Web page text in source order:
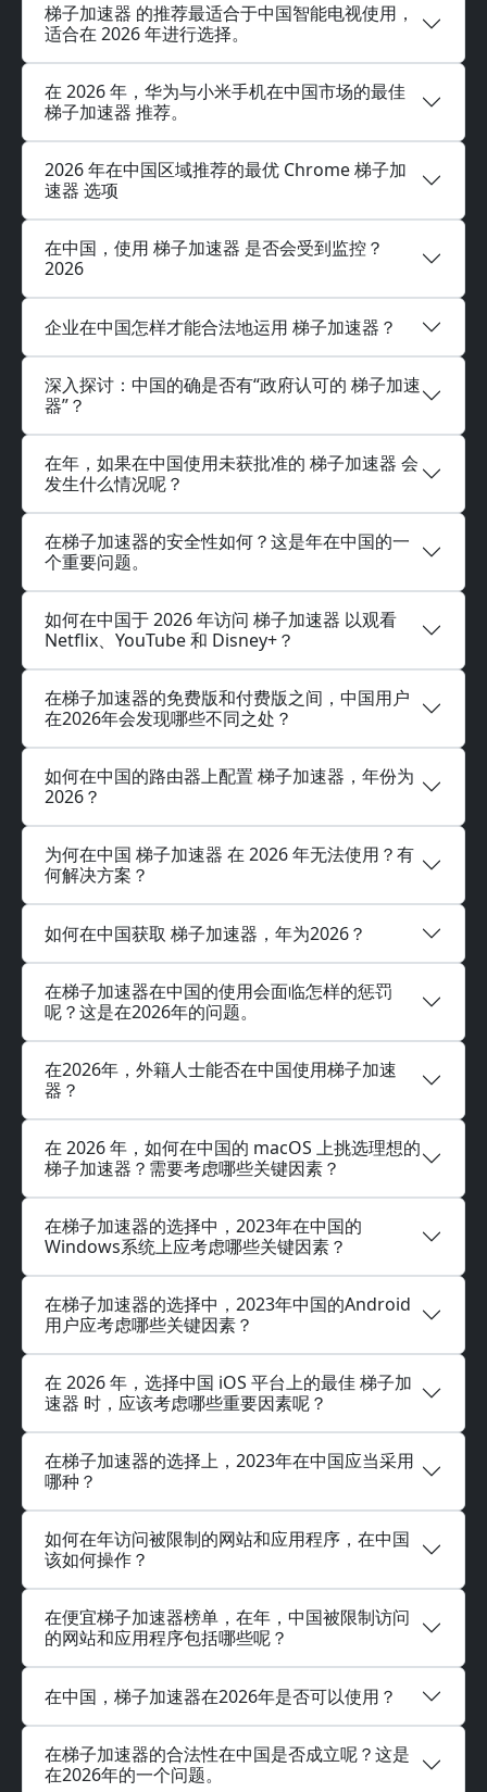
梯子加速器 的推荐最适合于中国智能电视使用，
适合在 2026 年进行选择。
在 2026 年，华为与小米手机在中国市场的最佳
梯子加速器 推荐。
2026 年在中国区域推荐的最优 Chrome 梯子加
速器 选项
在中国，使用 梯子加速器 是否会受到监控？
2026
企业在中国怎样才能合法地运用 梯子加速器？
深入探讨：中国的确是否有“政府认可的 梯子加速
器”？
在年，如果在中国使用未获批准的 梯子加速器 会
发生什么情况呢？
在梯子加速器的安全性如何？这是年在中国的一
个重要问题。
如何在中国于 2026 年访问 梯子加速器 以观看
Netflix、YouTube 和 Disney+？
在梯子加速器的免费版和付费版之间，中国用户
在2026年会发现哪些不同之处？
如何在中国的路由器上配置 梯子加速器，年份为
2026？
为何在中国 梯子加速器 在 2026 年无法使用？有
何解决方案？
如何在中国获取 梯子加速器，年为2026？
在梯子加速器在中国的使用会面临怎样的惩罚
呢？这是在2026年的问题。
在2026年，外籍人士能否在中国使用梯子加速
器？
在 2026 年，如何在中国的 macOS 上挑选理想的
梯子加速器？需要考虑哪些关键因素？
在梯子加速器的选择中，2023年在中国的
Windows系统上应考虑哪些关键因素？
在梯子加速器的选择中，2023年中国的Android
用户应考虑哪些关键因素？
在 2026 年，选择中国 iOS 平台上的最佳 梯子加
速器 时，应该考虑哪些重要因素呢？
在梯子加速器的选择上，2023年在中国应当采用
哪种？
如何在年访问被限制的网站和应用程序，在中国
该如何操作？
在便宜梯子加速器榜单，在年，中国被限制访问
的网站和应用程序包括哪些呢？
在中国，梯子加速器在2026年是否可以使用？
在梯子加速器的合法性在中国是否成立呢？这是
在2026年的一个问题。